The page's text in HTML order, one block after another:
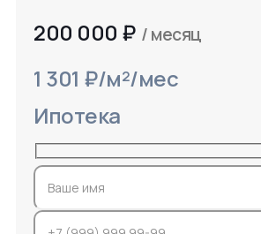
200 000 ₽ / месяц
1 301 ₽/м²/мес
Ипотека